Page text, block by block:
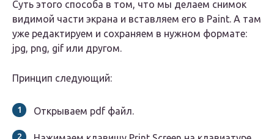
Суть этого способа в том, что мы делаем снимок
видимой части экрана и вставляем его в Paint. А там
уже редактируем и сохраняем в нужном формате:
jpg, png, gif или другом.
Принцип следующий:
Открываем pdf файл.